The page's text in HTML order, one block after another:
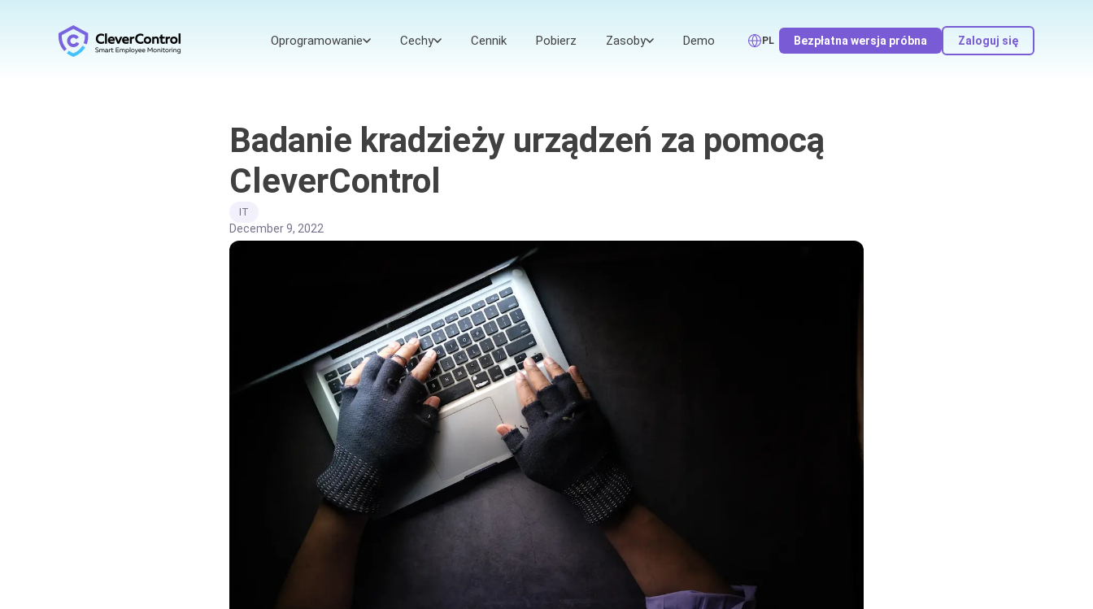
Oprogramowanie Cechy Cennik Pobierz Zasoby Demo PL Bezpłatna wersja próbna Zaloguj się
Badanie kradzieży urządzeń za pomocą
CleverControl
IT
December 9, 2022